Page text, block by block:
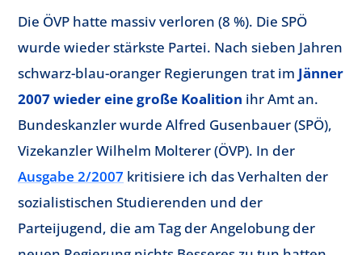
Die ÖVP hatte massiv verloren (8 %). Die SPÖ
wurde wieder stärkste Partei. Nach sieben Jahren
schwarz-blau-oranger Regierungen trat im Jänner
2007 wieder eine große Koalition ihr Amt an.
Bundeskanzler wurde Alfred Gusenbauer (SPÖ),
Vizekanzler Wilhelm Molterer (ÖVP). In der
Ausgabe 2/2007 kritisiere ich das Verhalten der
sozialistischen Studierenden und der
Parteijugend, die am Tag der Angelobung der